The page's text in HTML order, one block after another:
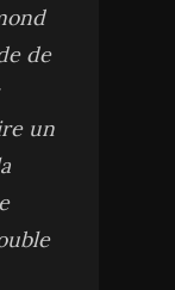
de
un